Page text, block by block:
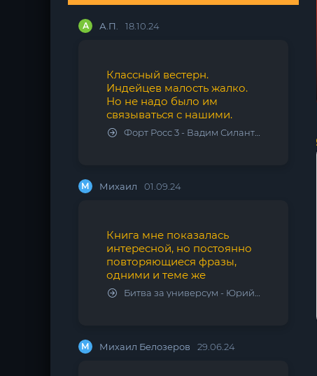
А А.П. 18.10.24
Классный вестерн.
Индейцев малость жалко.
Но не надо было им
связываться с нашими.
Форт Росс 3 - Вадим Силантьев
М Михаил 01.09.24
Книга мне показалась
интересной, но постоянно
повторяющиеся фразы,
одними и теме же
Битва за универсум - Юрий Тарарев, Александр Тарарев
М Михаил Белозеров 29.06.24